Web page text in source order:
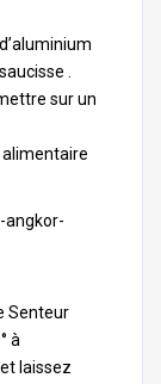
.
sur un
Senteur
à
laissez